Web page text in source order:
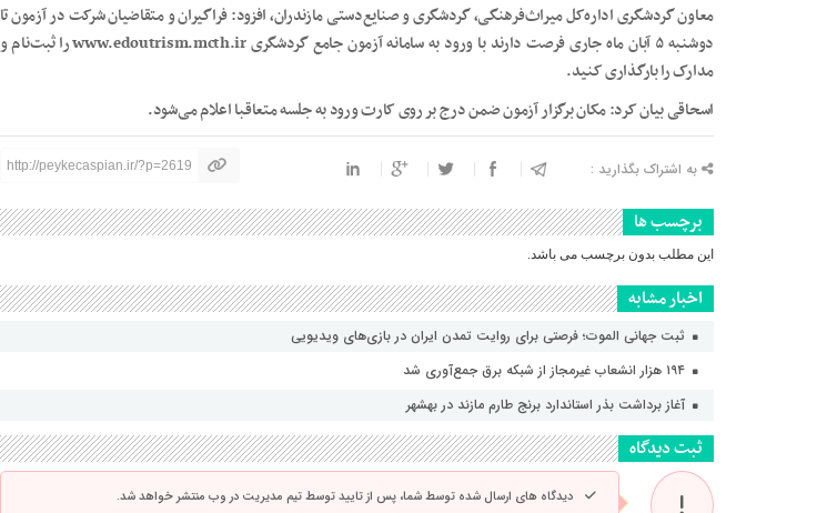
معاون گردشگری اداره‌کل میراث‌فرهنگی، گردشگری و صنایع‌دستی مازندران، افزود: فراگیران و متقاضیان شرکت در آزمون تا
دوشنبه ۵ آبان ماه جاری فرصت دارند با ورود به سامانه آزمون جامع گردشگری www.edoutrism.mcth.ir را ثبت‌نام و
مدارک را بارگذاری کنید.
اسحاقی بیان کرد: مکان برگزار آزمون ضمن درج بر روی کارت ورود به جلسه متعاقبا اعلام می‌شود.
به اشتراک بگذارید : http://peykecaspian.ir/?p=2619
برچسب ها
این مطلب بدون برچسب می باشد.
اخبار مشابه
ثبت جهانی الموت؛ فرصتی برای روایت تمدن ایران در بازی‌های ویدیویی
۱۹۴ هزار انشعاب غیرمجاز از شبکه برق جمع‌آوری شد
آغاز برداشت بذر استاندارد برنج طارم مازند در بهشهر
ثبت دیدگاه
دیدگاه های ارسال شده توسط شما، پس از تایید توسط تیم مدیریت در وب منتشر خواهد شد.